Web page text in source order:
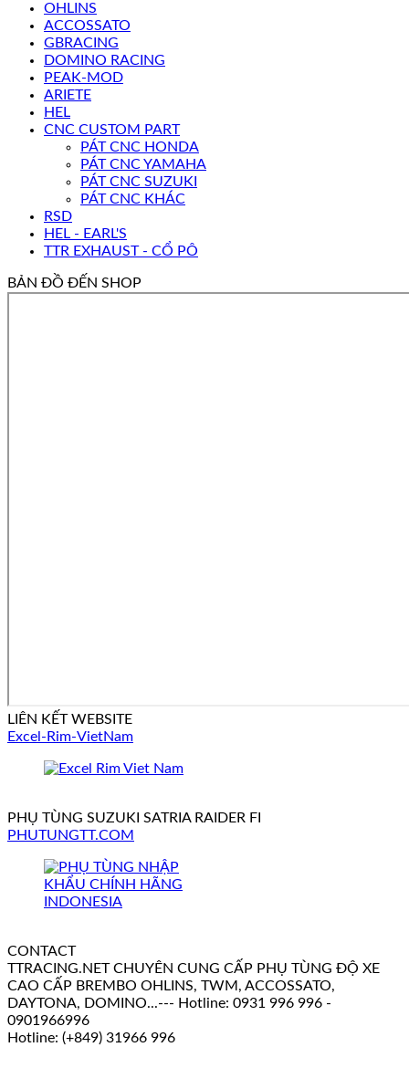
OHLINS
ACCOSSATO
GBRACING
DOMINO RACING
PEAK-MOD
ARIETE
HEL
CNC CUSTOM PART
PÁT CNC HONDA
PÁT CNC YAMAHA
PÁT CNC SUZUKI
PÁT CNC KHÁC
RSD
HEL - EARL'S
TTR EXHAUST - CỔ PÔ
BẢN ĐỒ ĐẾN SHOP
LIÊN KẾT WEBSITE
Excel-Rim-VietNam
PHỤ TÙNG SUZUKI SATRIA RAIDER FI
PHUTUNGTT.COM
CONTACT
TTRACING.NET CHUYÊN CUNG CẤP PHỤ TÙNG ĐỘ XE
CAO CẤP BREMBO OHLINS, TWM, ACCOSSATO,
DAYTONA, DOMINO...--- Hotline: 0931 996 996 -
0901966996
Hotline: (+849) 31966 996